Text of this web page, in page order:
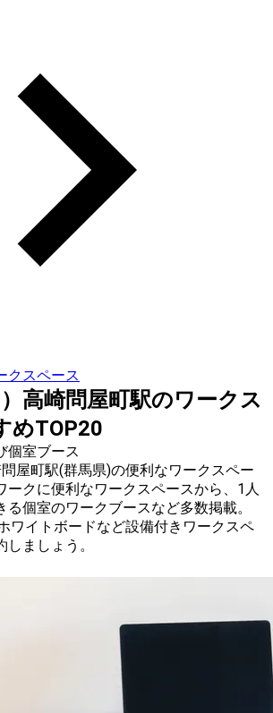
クスペース
）高崎問屋町駅のワークス
めTOP20
個室ブース
問屋町駅(群馬県)の便利なワークスペー
ークに便利なワークスペースから、1人
る個室のワークブースなど多数掲載。
ワイトボードなど設備付きワークスペ
ましょう。